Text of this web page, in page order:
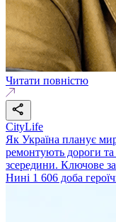
Читати повністю
CityLife
Як Україна планує
ремонтують дороги та
зсередини. Ключове
Нині 1 606 доба